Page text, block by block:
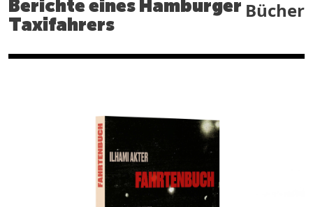
Bücher
Berichte eines Hamburger
Taxifahrers